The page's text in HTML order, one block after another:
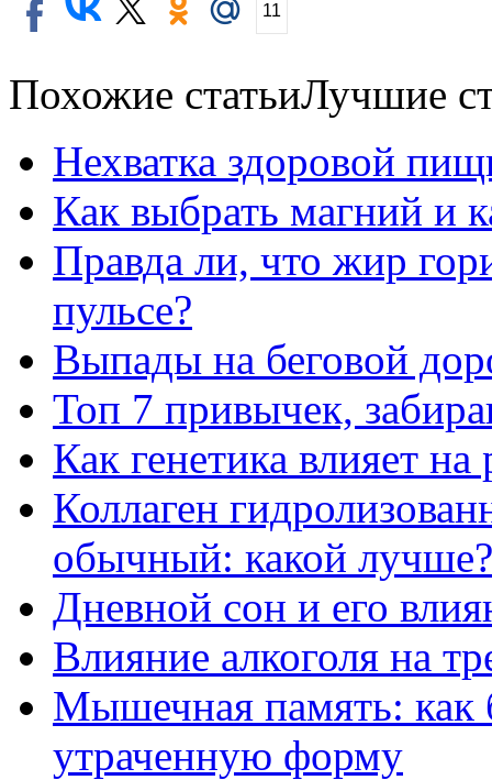
11
Похожие статьиЛучшие
Нехватка здоровой
Как выбрать магний и
Правда ли, что жир
пульсе?
Выпады на беговой
Топ 7 привычек,
Как генетика влияет
Коллаген
обычный: какой лучше?
Дневной сон и его
Влияние алкоголя на
Мышечная память: как
утраченную форму